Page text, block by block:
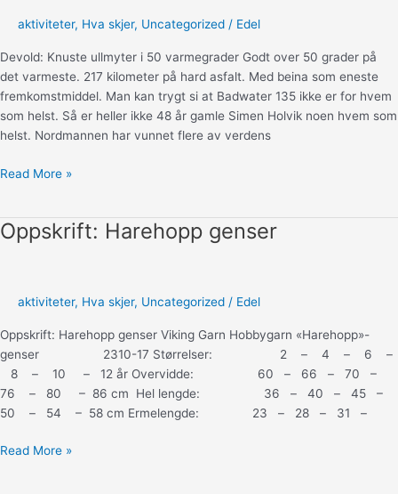
aktiviteter, Hva skjer, Uncategorized / Edel
Devold: Knuste ullmyter i 50 varmegrader Godt over 50 grader på
det varmeste. 217 kilometer på hard asfalt. Med beina som eneste
fremkomstmiddel. Man kan trygt si at Badwater 135 ikke er for hvem
som helst. Så er heller ikke 48 år gamle Simen Holvik noen hvem som
helst. Nordmannen har vunnet flere av verdens
Devold:
i
Read More »
Oppskrift: Harehopp genser
aktiviteter, Hva skjer, Uncategorized / Edel
Oppskrift: Harehopp genser Viking Garn Hobbygarn «Harehopp»-
genser 2310-17 Størrelser: 2 – 4 – 6 –
8 – 10 – 12 år Overvidde: 60 – 66 – 70 –
76 – 80 – 86 cm Hel lengde: 36 – 40 – 45 –
50 – 54 – 58 cm Ermelengde: 23 – 28 – 31 –
Oppskrift:
Read More »